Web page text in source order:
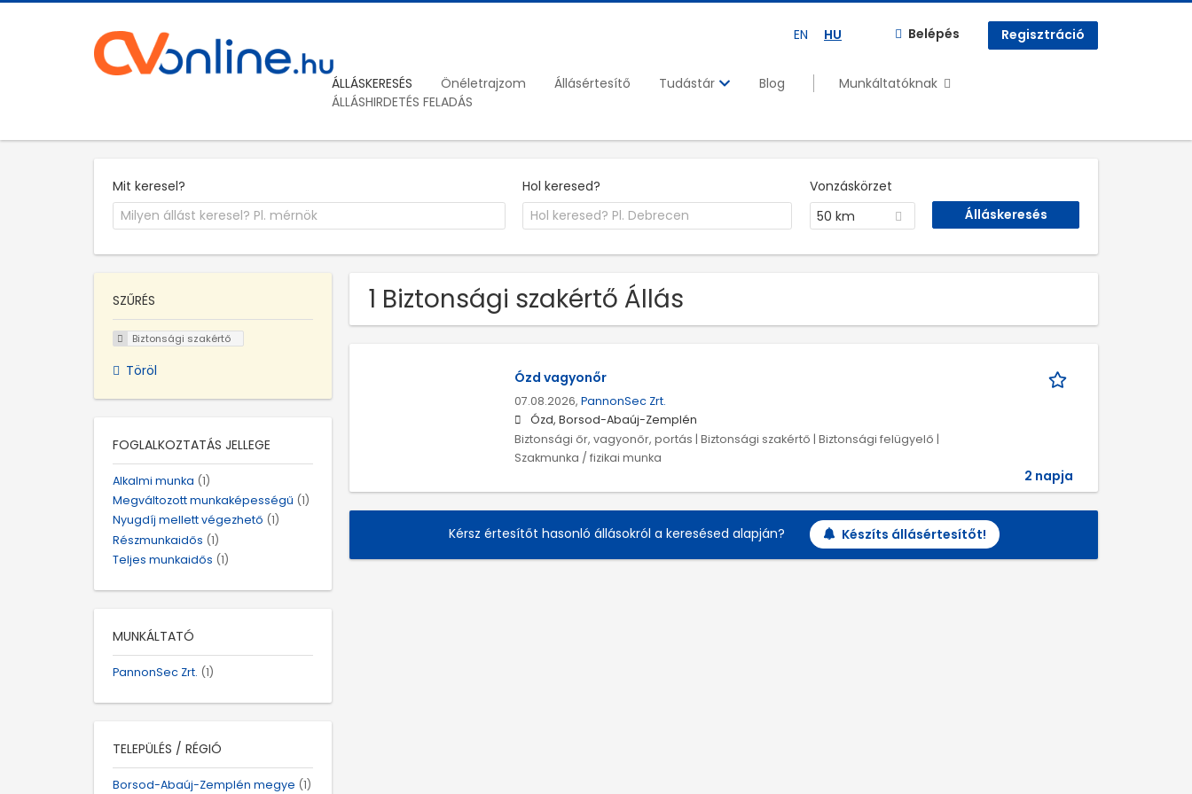
EN HU Belépés Regisztráció
ÁLLÁSKERESÉS Önéletrajzom Állásértesítő Tudástár Blog
Munkáltatóknak
ÁLLÁSHIRDETÉS FELADÁS
Mit keresel? Hol keresed?
Vonzáskörzet
50 km
1 Biztonsági szakértő Állás
Ózd vagyonőr
07.08.2026, PannonSec Zrt.
Ózd, Borsod-Abaúj-Zemplén
Biztonsági őr, vagyonőr, portás | Biztonsági szakértő | Biztonsági felügyelő |
Szakmunka / fizikai munka
2 napja
Kérsz értesítőt hasonló állásokról a keresésed alapján? Készíts állásértesítőt!
SZŰRÉS
Biztonsági szakértő
Töröl
FOGLALKOZTATÁS JELLEGE
Alkalmi munka (1)
Megváltozott munkaképességű (1)
Nyugdíj mellett végezhető (1)
Részmunkaidős (1)
Teljes munkaidős (1)
MUNKÁLTATÓ
PannonSec Zrt. (1)
TELEPÜLÉS / RÉGIÓ
Borsod-Abaúj-Zemplén megye (1)